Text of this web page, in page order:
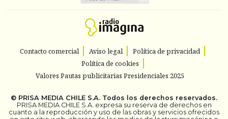
Contacto comercial Aviso legal
Política de privacidad
Política de cookies
Valores Pautas publicitarias Presidenciales 2025
© PRISA MEDIA CHILE S.A. Todos los derechos reservados.
PRISA MEDIA CHILE S.A. expresa su reserva de derechos en
cuanto a la reproducción y uso de las obras y servicios ofrecidos